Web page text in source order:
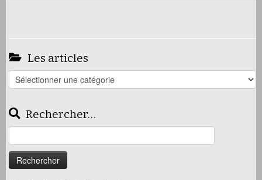
Les articles
Les
articles
Rechercher…